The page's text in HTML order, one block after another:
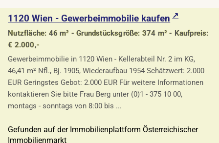
1120 Wien - Gewerbeimmobilie kaufen
Nutzfläche: 46 m² - Grundstücksgröße: 374 m² - Kaufpreis:
€ 2.000,-
Gewerbeimmobilie in 1120 Wien - Kellerabteil Nr. 2 im KG,
46,41 m² Nfl., Bj. 1905, Wiederaufbau 1954 Schätzwert: 2.000
EUR Geringstes Gebot: 2.000 EUR Für weitere Informationen
kontaktieren Sie bitte Frau Berg unter (0)1 - 375 10 00,
montags - sonntags von 8:00 bis ...
Gefunden auf der Immobilienplattform Österreichischer
Immobilienmarkt